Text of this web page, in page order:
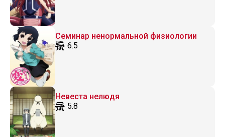
Семинар ненормальной физиологии
6.5
Невеста нелюдя
5.8